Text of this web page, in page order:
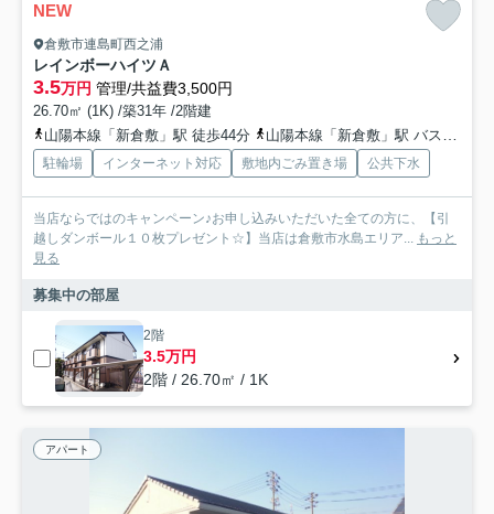
NEW
倉敷市連島町西之浦
レインボーハイツＡ
3.5万円 管理/共益費3,500円
26.70㎡ (1K) /築31年 /2階建
山陽本線「新倉敷」駅 徒歩44分
山陽本線「新倉敷」駅 バス11分 両備バス「精思高校霞丘校入口」 停歩3分
駐輪場 インターネット対応 敷地内ごみ置き場 公共下水
当店ならではのキャンペーン♪お申し込みいただいた全ての方に、【引
越しダンボール１０枚プレゼント☆】当店は倉敷市水島エリア... もっと
見る
募集中の部屋
2階
3.5万円
2階 / 26.70㎡ / 1K
アパート